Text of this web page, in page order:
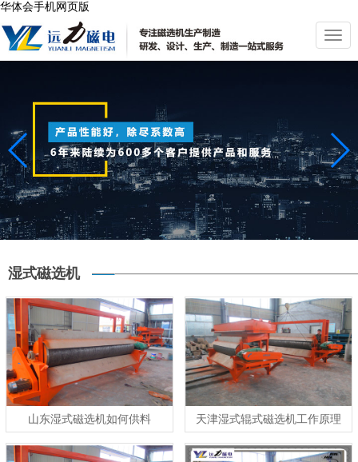
华体会手机网页版
切
换
导
湿式磁选机
山东湿式磁选机如何供料 天津湿式辊式磁选机工作原理
低成本